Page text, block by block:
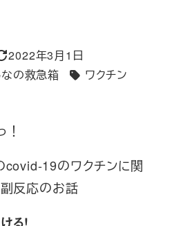
新日
2022年3月1日
ーの救急箱
タグ
ワクチン
19のワクチンに関
反応のお話
る！